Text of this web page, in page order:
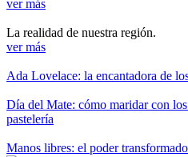
ver más
La realidad de nuestra región.
ver más
Ada Lovelace: la encantadora de
Día del Mate: cómo maridar con
pastelería
Manos libres: el poder